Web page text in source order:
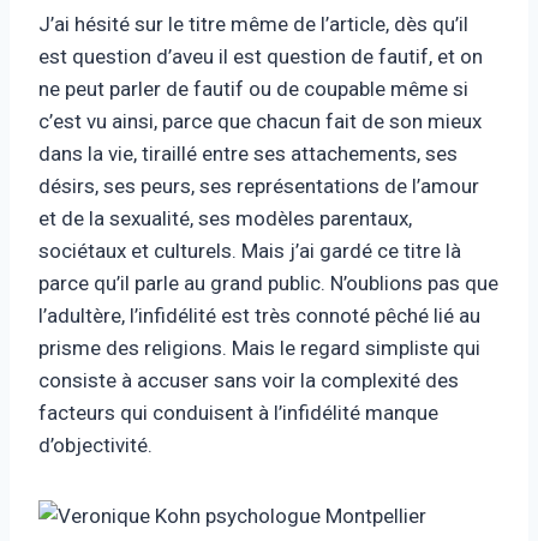
J’ai hésité sur le titre même de l’article, dès qu’il
est question d’aveu il est question de fautif, et on
ne peut parler de fautif ou de coupable même si
c’est vu ainsi, parce que chacun fait de son mieux
dans la vie, tiraillé entre ses attachements, ses
désirs, ses peurs, ses représentations de l’amour
et de la sexualité, ses modèles parentaux,
sociétaux et culturels. Mais j’ai gardé ce titre là
parce qu’il parle au grand public. N’oublions pas que
l’adultère, l’infidélité est très connoté pêché lié au
prisme des religions. Mais le regard simpliste qui
consiste à accuser sans voir la complexité des
facteurs qui conduisent à l’infidélité manque
d’objectivité.